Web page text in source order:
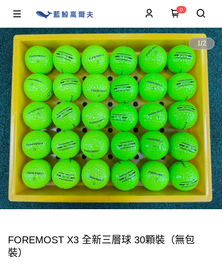
0
1/2
FOREMOST X3 全新三層球 30顆裝（無包
裝）